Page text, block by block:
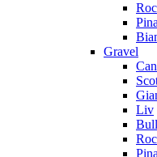
Gravel
Liv